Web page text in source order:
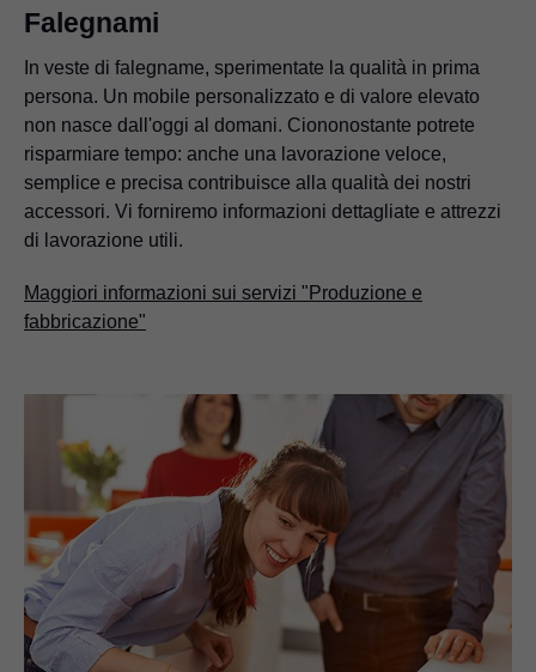
Falegnami
In veste di falegname, sperimentate la qualità in prima
persona. Un mobile personalizzato e di valore elevato
non nasce dall'oggi al domani. Ciononostante potrete
risparmiare tempo: anche una lavorazione veloce,
semplice e precisa contribuisce alla qualità dei nostri
accessori. Vi forniremo informazioni dettagliate e attrezzi
di lavorazione utili.
Maggiori informazioni sui servizi "Produzione e
fabbricazione"